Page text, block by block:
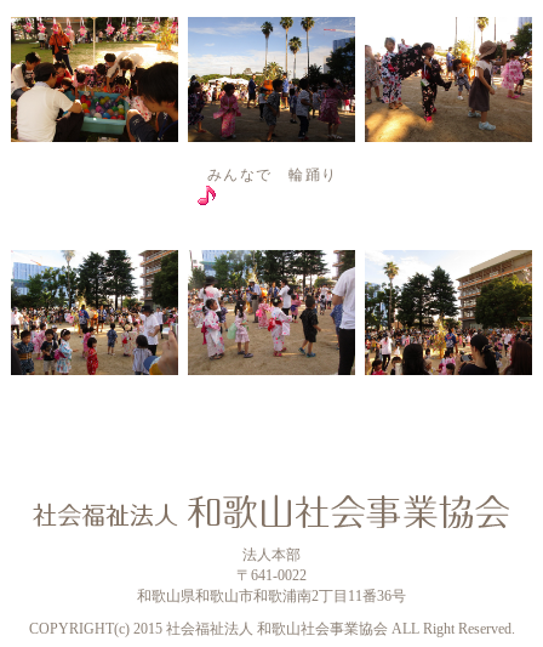
みんなで 輪踊り
法人本部
〒641-0022
和歌山県和歌山市和歌浦南2丁目11番36号
COPYRIGHT(c) 2015 社会福祉法人 和歌山社会事業協会 ALL Right Reserved.